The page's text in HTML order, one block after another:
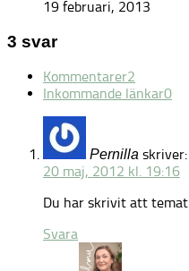
19 februari, 2013
3 svar
Kommentarer2
Inkommande länkar0
Pernilla skriver:
20 maj, 2012 kl. 19:16
Du har skrivit att
Svara